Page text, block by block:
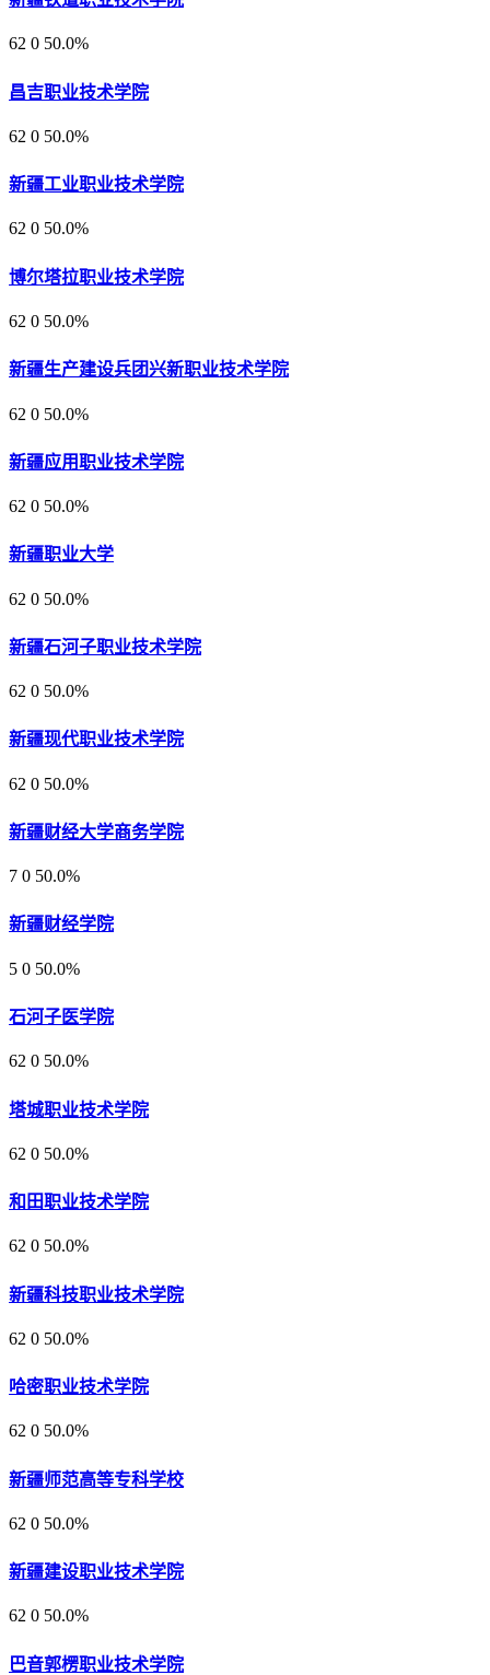
62 0 50.0%
昌吉职业技术学院
62 0 50.0%
新疆工业职业技术学院
62 0 50.0%
博尔塔拉职业技术学院
62 0 50.0%
新疆生产建设兵团兴新职业技术学院
62 0 50.0%
新疆应用职业技术学院
62 0 50.0%
新疆职业大学
62 0 50.0%
新疆石河子职业技术学院
62 0 50.0%
新疆现代职业技术学院
62 0 50.0%
新疆财经大学商务学院
7 0 50.0%
新疆财经学院
5 0 50.0%
石河子医学院
62 0 50.0%
塔城职业技术学院
62 0 50.0%
和田职业技术学院
62 0 50.0%
新疆科技职业技术学院
62 0 50.0%
哈密职业技术学院
62 0 50.0%
新疆师范高等专科学校
62 0 50.0%
新疆建设职业技术学院
62 0 50.0%
巴音郭楞职业技术学院